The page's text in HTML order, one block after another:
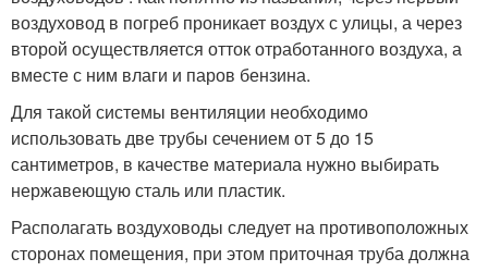
воздуховод в погреб проникает воздух с улицы, а через
второй осуществляется отток отработанного воздуха, а
вместе с ним влаги и паров бензина.
Для такой системы вентиляции необходимо
использовать две трубы сечением от 5 до 15
сантиметров, в качестве материала нужно выбирать
нержавеющую сталь или пластик.
Располагать воздуховоды следует на противоположных
сторонах помещения, при этом приточная труба должна